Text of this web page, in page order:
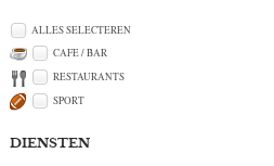
ALLES SELECTEREN
CAFE / BAR
RESTAURANTS
SPORT
DIENSTEN